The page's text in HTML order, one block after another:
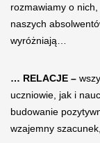
rozmawiamy o
naszych
wyróżniają…
… RELACJE –
uczniowie, jak i
budowanie
wzajemny